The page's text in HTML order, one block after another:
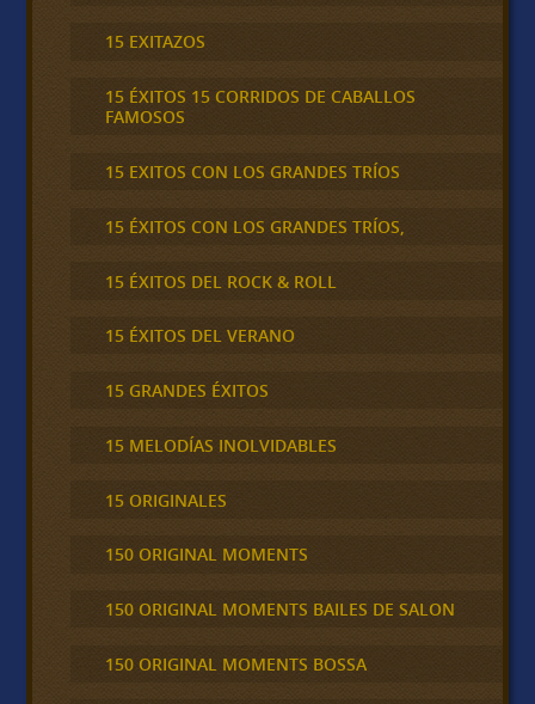
15 EXITAZOS
15 ÉXITOS 15 CORRIDOS DE CABALLOS
FAMOSOS
15 EXITOS CON LOS GRANDES TRÍOS
15 ÉXITOS CON LOS GRANDES TRÍOS,
15 ÉXITOS DEL ROCK & ROLL
15 ÉXITOS DEL VERANO
15 GRANDES ÉXITOS
15 MELODÍAS INOLVIDABLES
15 ORIGINALES
150 ORIGINAL MOMENTS
150 ORIGINAL MOMENTS BAILES DE SALON
150 ORIGINAL MOMENTS BOSSA